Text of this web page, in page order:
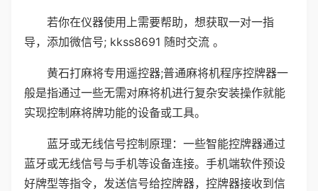
若你在仪器使用上需要帮助，想获取一对一指
导，添加微信号; kkss8691 随时交流 。
黄石打麻将专用遥控器;普通麻将机程序控牌器一
般是指通过一些无需对麻将机进行复杂安装操作就能
实现控制麻将牌功能的设备或工具。
蓝牙或无线信号控制原理：一些智能控牌器通过
蓝牙或无线信号与手机等设备连接。手机端软件预设
好牌型等指令，发送信号给控牌器，控牌器接收到信